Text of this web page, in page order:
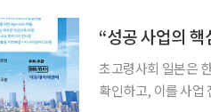
“성공 사업의
초고령사회 일본은
확인하고, 이를 사업